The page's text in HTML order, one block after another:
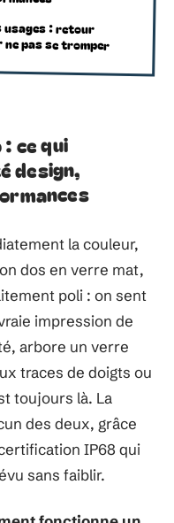
usages : retour
ne pas se tromper
ce qui
design,
la couleur,
dos en verre mat,
poli : on sent
impression de
arbore un verre
traces de doigts ou
toujours là. La
des deux, grâce
IP68 qui
sans faiblir.